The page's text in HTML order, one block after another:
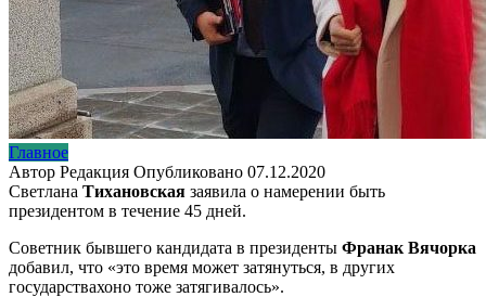
Главное
Автор Редакция Опубликовано 07.12.2020
Светлана Тихановская заявила о намерении быть
президентом в течение 45 дней.
Советник бывшего кандидата в президенты Франак Вячорка
добавил, что «это время может затянуться, в других
государствахоно тоже затягивалось».